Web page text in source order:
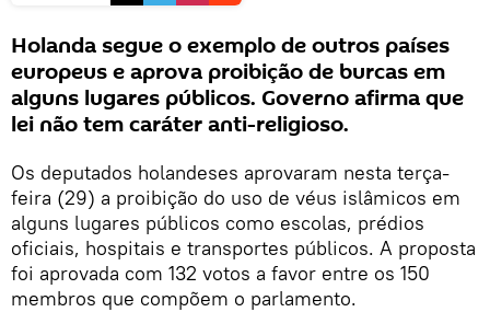
Holanda segue o exemplo de outros países
europeus e aprova proibição de burcas em
alguns lugares públicos. Governo afirma que
lei não tem caráter anti-religioso.
Os deputados holandeses aprovaram nesta terça-
feira (29) a proibição do uso de véus islâmicos em
alguns lugares públicos como escolas, prédios
oficiais, hospitais e transportes públicos. A proposta
foi aprovada com 132 votos a favor entre os 150
membros que compõem o parlamento.